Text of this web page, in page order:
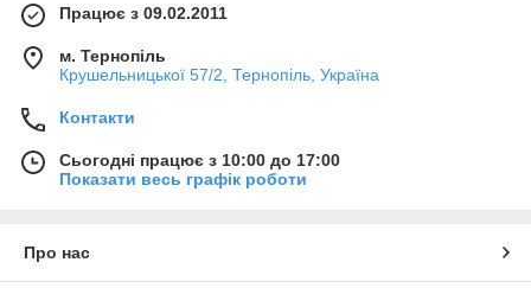
Працює з 09.02.2011
м. Тернопіль
Крушельницької 57/2, Тернопіль, Україна
Контакти
Сьогодні працює з 10:00 до 17:00
Показати весь графік роботи
Про нас